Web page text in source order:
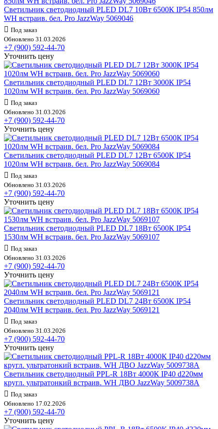
Светильник светодиодный PLED DL7 10Вт 6500К IP54 850лм
WH встраив. бел. Pro JazzWay 5069046
Под заказ
Обновлено 31.03.2026
+7 (900) 592-44-70
Уточнить цену
Светильник светодиодный PLED DL7 12Вт 3000К IP54
1020лм WH встраив. бел. Pro JazzWay 5069060
Под заказ
Обновлено 31.03.2026
+7 (900) 592-44-70
Уточнить цену
Светильник светодиодный PLED DL7 12Вт 6500К IP54
1020лм WH встраив. бел. Pro JazzWay 5069084
Под заказ
Обновлено 31.03.2026
+7 (900) 592-44-70
Уточнить цену
Светильник светодиодный PLED DL7 18Вт 6500К IP54
1530лм WH встраив. бел. Pro JazzWay 5069107
Под заказ
Обновлено 31.03.2026
+7 (900) 592-44-70
Уточнить цену
Светильник светодиодный PLED DL7 24Вт 6500К IP54
2040лм WH встраив. бел. Pro JazzWay 5069121
Под заказ
Обновлено 31.03.2026
+7 (900) 592-44-70
Уточнить цену
Светильник светодиодный PPL-R 18Вт 4000К IP40 d220мм
кругл. ультратонкий встраив. WH ДВО JazzWay 5009738A
Под заказ
Обновлено 17.02.2026
+7 (900) 592-44-70
Уточнить цену